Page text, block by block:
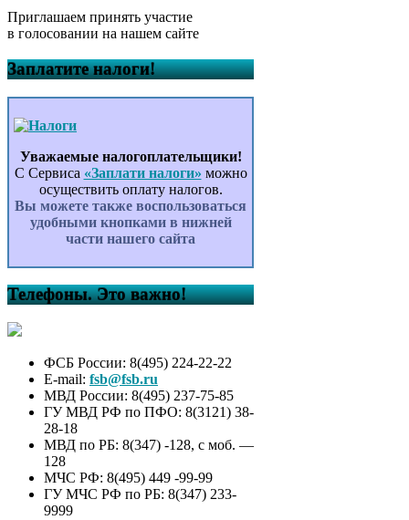
Приглашаем принять участие
в голосовании на нашем сайте
Заплатите налоги!
Уважаемые налогоплательщики!
С Сервиса «Заплати налоги» можно
осуществить оплату налогов.
Вы можете также воспользоваться
удобными кнопками в нижней
части нашего сайта
Телефоны. Это важно!
ФСБ России: 8(495) 224-22-22
E-mail: fsb@fsb.ru
МВД России: 8(495) 237-75-85
ГУ МВД РФ по ПФО: 8(3121) 38-
28-18
МВД по РБ: 8(347) -128, с моб. —
128
МЧС РФ: 8(495) 449 -99-99
ГУ МЧС РФ по РБ: 8(347) 233-
9999